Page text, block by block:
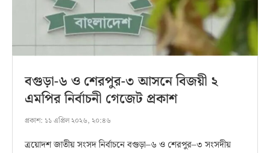
বগুড়া-৬ ও শেরপুর-৩ আসনে বিজয়ী ২
এমপির নির্বাচনী গেজেট প্রকাশ
প্রকাশ: ১১ এপ্রিল ২০২৬, ২০:৪৬
ত্রয়োদশ জাতীয় সংসদ নির্বাচনে বগুড়া–৬ ও শেরপুর–৩ সংসদীয়